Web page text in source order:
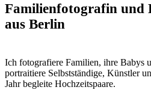
Familienfotografin und
aus Berlin
Ich fotografiere Familien, ihre Babys
portraitiere Selbstständige, Künstler
Jahr begleite Hochzeitspaare.